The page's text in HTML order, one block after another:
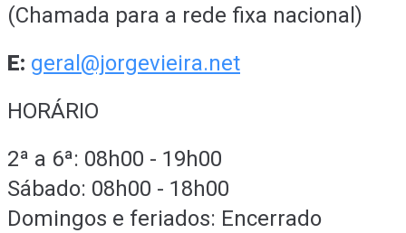
(Chamada para a rede fixa nacional)
E: geral@jorgevieira.net
HORÁRIO
2ª a 6ª: 08h00 - 19h00
Sábado: 08h00 - 18h00
Domingos e feriados: Encerrado